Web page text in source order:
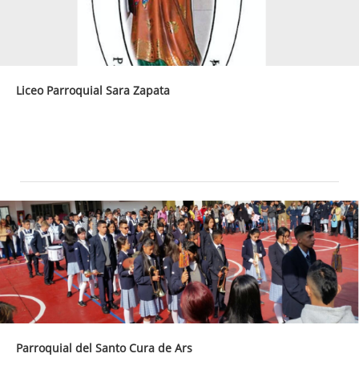
Liceo Parroquial Sara Zapata
Parroquial del Santo Cura de Ars